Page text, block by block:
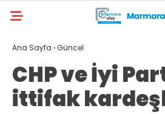
Ana Sayfa ›Güncel
CHP ve İyi
ittifak